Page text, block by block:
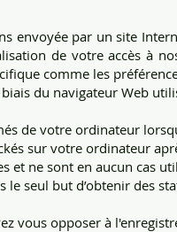
envoyée par un site
de votre accès à
comme les
du navigateur Web
de votre ordinateur
sur votre ordinateur
et ne sont en aucun cas
le seul but d’obtenir des
vous opposer à